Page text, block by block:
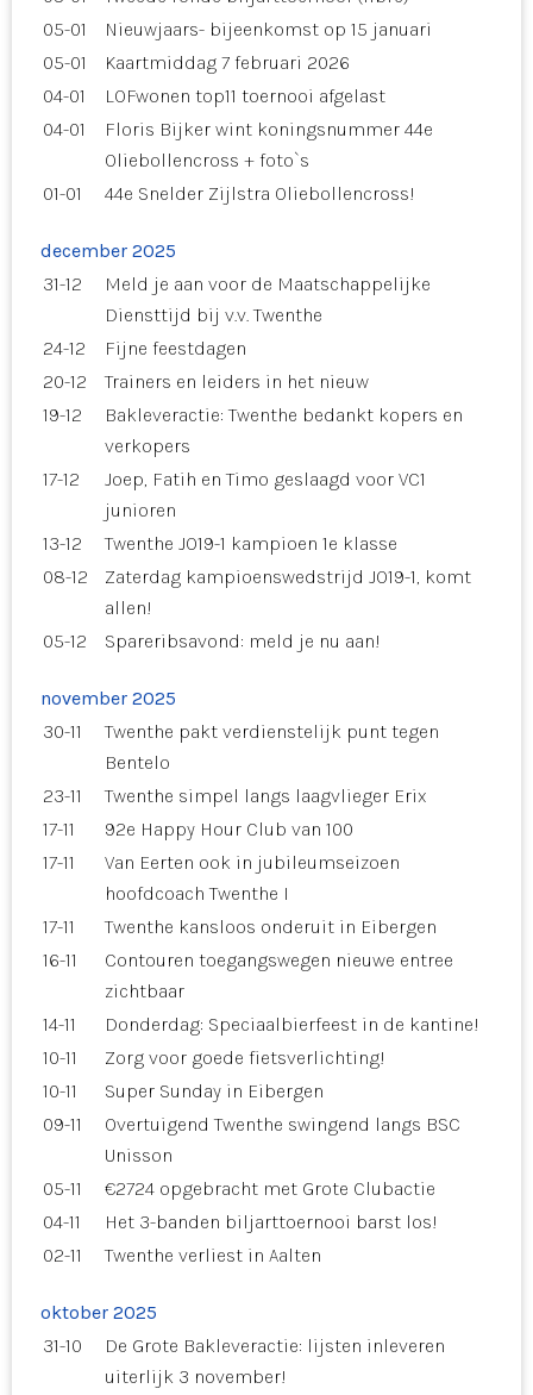
05-01
Nieuwjaars- bijeenkomst op 15 januari
05-01
Kaartmiddag 7 februari 2026
04-01
LOFwonen top11 toernooi afgelast
04-01
Floris Bijker wint koningsnummer 44e
Oliebollencross + foto`s
01-01
44e Snelder Zijlstra Oliebollencross!
december 2025
31-12
Meld je aan voor de Maatschappelijke
Diensttijd bij v.v. Twenthe
24-12
Fijne feestdagen
20-12
Trainers en leiders in het nieuw
19-12
Bakleveractie: Twenthe bedankt kopers en
verkopers
17-12
Joep, Fatih en Timo geslaagd voor VC1
junioren
13-12
Twenthe JO19-1 kampioen 1e klasse
08-12
Zaterdag kampioenswedstrijd JO19-1, komt
allen!
05-12
Spareribsavond: meld je nu aan!
november 2025
30-11
Twenthe pakt verdienstelijk punt tegen
Bentelo
23-11
Twenthe simpel langs laagvlieger Erix
17-11
92e Happy Hour Club van 100
17-11
Van Eerten ook in jubileumseizoen
hoofdcoach Twenthe I
17-11
Twenthe kansloos onderuit in Eibergen
16-11
Contouren toegangswegen nieuwe entree
zichtbaar
14-11
Donderdag: Speciaalbierfeest in de kantine!
10-11
Zorg voor goede fietsverlichting!
10-11
Super Sunday in Eibergen
09-11
Overtuigend Twenthe swingend langs BSC
Unisson
05-11
€2724 opgebracht met Grote Clubactie
04-11
Het 3-banden biljarttoernooi barst los!
02-11
Twenthe verliest in Aalten
oktober 2025
31-10
De Grote Bakleveractie: lijsten inleveren
uiterlijk 3 november!